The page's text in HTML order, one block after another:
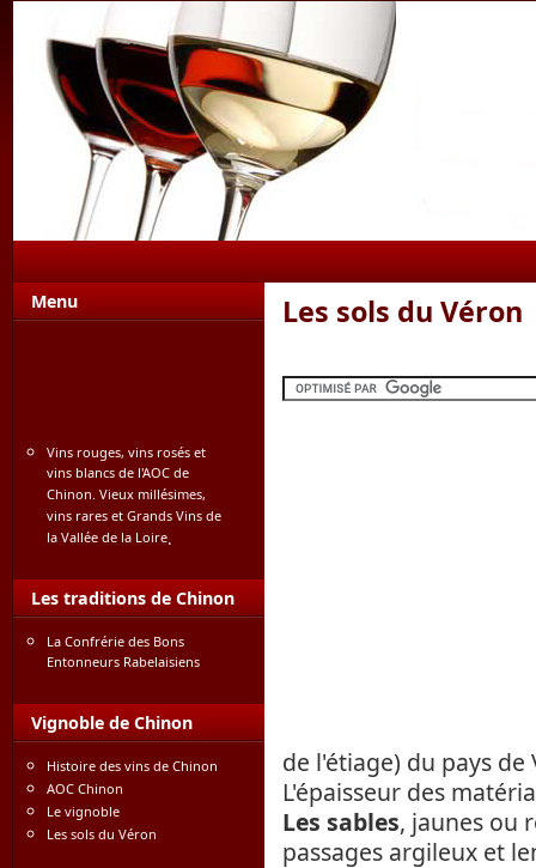
Les coteaux et les buttes calcaires du Chinonais sont sculptés dans le
Menu
Vins rouges, vins rosés et
vins blancs de l'AOC de
Chinon. Vieux millésimes,
vins rares et Grands Vins de
la Vallée de la Loire.
Les traditions de Chinon
La Confrérie des Bons
Entonneurs Rabelaisiens
Vignoble de Chinon
Histoire des vins de Chinon
AOC Chinon
Le vignoble
Les sols du Véron
Les sols du Véron
de l'étiage) du pays
L'épaisseur des
Les sables, jaunes ou
passages argileux et